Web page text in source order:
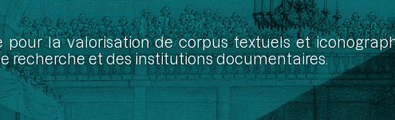
pour la valorisation de corpus textuels et
recherche et des institutions documentaires.